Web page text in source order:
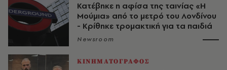
Κατέβηκε η αφίσα της ταινίας «Η
Μούμια» από το μετρό του Λονδίνου
- Κρίθηκε τρομακτική για τα παιδιά
Newsroom
ΚΙΝΗΜΑΤΟΓΡΑΦΟΣ